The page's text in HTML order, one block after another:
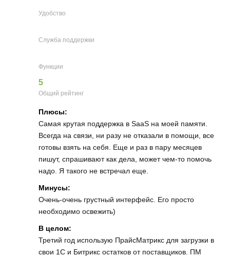
Удобство
Служба поддержки
Функции
5
Общий рейтинг
Плюсы:
Самая крутая поддержка в SaaS на моей памяти.
Всегда на связи, ни разу не отказали в помощи, все
готовы взять на себя. Еще и раз в пару месяцев
пишут, спрашивают как дела, может чем-то помочь
надо. Я такого не встречал еще.
Минусы:
Очень-очень грустный интерфейс. Его просто
необходимо освежить)
В целом:
Третий год использую ПрайсМатрикс для загрузки в
свои 1С и Битрикс остатков от поставщиков. ПМ